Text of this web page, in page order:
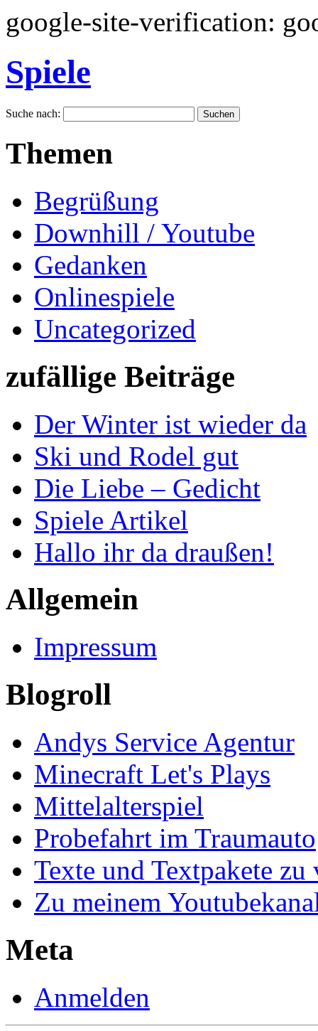
google-site-verification:
Spiele
Suche nach:
Themen
Begrüßung
Downhill / Youtube
Gedanken
Onlinespiele
Uncategorized
zufällige Beiträge
Der Winter ist wieder da
Ski und Rodel gut
Die Liebe – Gedicht
Spiele Artikel
Hallo ihr da draußen!
Allgemein
Impressum
Blogroll
Andys Service Agentur
Minecraft Let's Plays
Mittelalterspiel
Probefahrt im Traumauto
Texte und Textpakete zu
Zu meinem
Meta
Anmelden